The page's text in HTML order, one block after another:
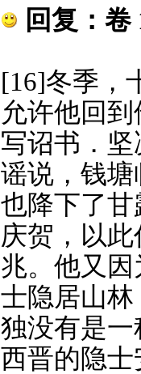
回复：卷
[16]冬季，
允许他回
写诏书．
谣说，钱
也降下了
庆贺，以
兆。他又
士隐居山
独没有是
西晋的隐